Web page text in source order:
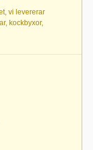
vi levererar
kockbyxor,